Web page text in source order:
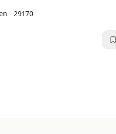
- 29170